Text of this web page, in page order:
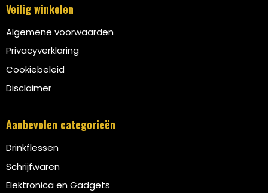
Veilig winkelen
Algemene voorwaarden
Privacyverklaring
Cookiebeleid
Disclaimer
Aanbevolen categorieën
Drinkflessen
Schrijfwaren
Elektronica en Gadgets